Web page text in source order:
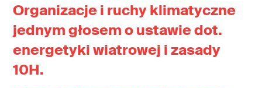
Organizacje i ruchy klimatyczne
jednym głosem o ustawie dot.
energetyki wiatrowej i zasady
10H.